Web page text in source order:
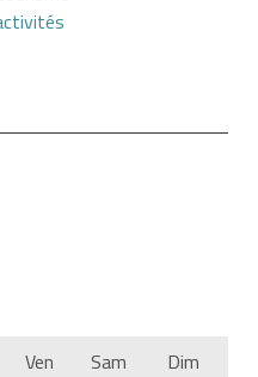
Ven Sam Dim